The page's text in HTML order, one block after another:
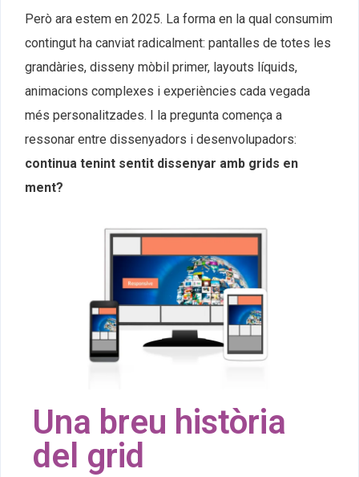
Però ara estem en 2025. La forma en la qual consumim
contingut ha canviat radicalment: pantalles de totes les
grandàries, disseny mòbil primer, layouts líquids,
animacions complexes i experiències cada vegada
més personalitzades. I la pregunta comença a
ressonar entre dissenyadors i desenvolupadors:
continua tenint sentit dissenyar amb grids en
ment?
Una breu història
del grid